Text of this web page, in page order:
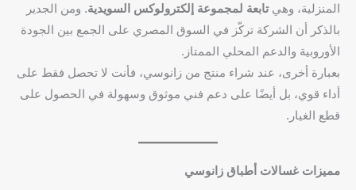
المنزلية، وهيتابعة لمجموعة إلكترولوكس السويدية. ومن الجدير
بالذكر أن الشركة تركّز في السوق المصري على الجمع بين الجودة
الأوروبية والدعم المحلي الممتاز.
بعبارة أخرى، عند شراء منتج من زانوسي، فأنت لا تحصل فقط على
أداء قوي، بل أيضًا على دعم فني موثوق وسهولة في الحصول على
قطع الغيار.
مميزات غسالات أطباق زانوسي